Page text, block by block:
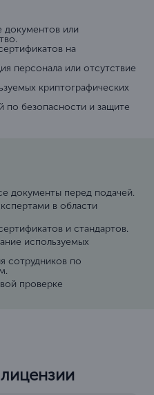
или
на
персонала или отсутствие
криптографических
по безопасности и защите
документы перед подачей.
в области
и стандартов.
используемых
сотрудников по
проверке